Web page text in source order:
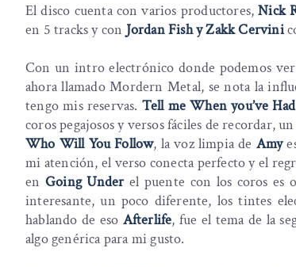
El disco cuenta con varios productores,Nick
en 5 tracks y con Jordan Fish y Zakk Cervini
Con un intro electrónico donde podemos ver
ahora llamado Mordern Metal, se nota la
tengo mis reservas. Tell me When you’ve
coros pegajosos y versos fáciles de recordar,
Who Will You Follow, la voz limpia de Amy
mi atención, el verso conecta perfecto y el
en Going Underel puente con los coros es
interesante, un poco diferente, los tintes
hablando de eso Afterlife, fue el tema de la
algo genérica para mi gusto.